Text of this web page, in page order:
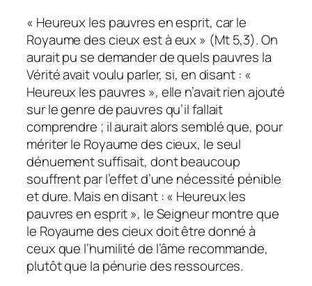
« Heureux les pauvres en esprit, car le
Royaume des cieux est à eux » (Mt 5,3). On
aurait pu se demander de quels pauvres la
Vérité avait voulu parler, si, en disant : «
Heureux les pauvres », elle n’avait rien ajouté
sur le genre de pauvres qu’il fallait
comprendre ; il aurait alors semblé que, pour
mériter le Royaume des cieux, le seul
dénuement suffisait, dont beaucoup
souffrent par l’effet d’une nécessité pénible
et dure. Mais en disant : « Heureux les
pauvres en esprit », le Seigneur montre que
le Royaume des cieux doit être donné à
ceux que l’humilité de l’âme recommande,
plutôt que la pénurie des ressources.